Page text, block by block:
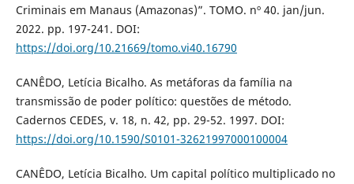
Criminais em Manaus (Amazonas)”. TOMO. nº 40. jan/jun.
2022. pp. 197-241. DOI:
https://doi.org/10.21669/tomo.vi40.16790
CANÊDO, Letícia Bicalho. As metáforas da família na
transmissão de poder político: questões de método.
Cadernos CEDES, v. 18, n. 42, pp. 29-52. 1997. DOI:
https://doi.org/10.1590/S0101-32621997000100004
CANÊDO, Letícia Bicalho. Um capital político multiplicado no